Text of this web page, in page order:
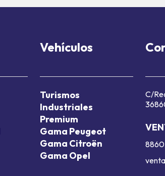
Vehículos
Turismos
Industriales
Premium
Gama Peugeot
Gama Citroën
Gama Opel
C/